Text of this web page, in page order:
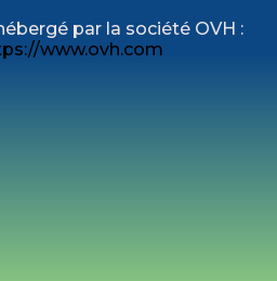
par la société OVH :
www.ovh.com